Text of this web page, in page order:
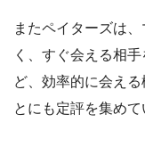
またペイターズは
く、すぐ会える相
ど、効率的に会え
とにも定評を集めて